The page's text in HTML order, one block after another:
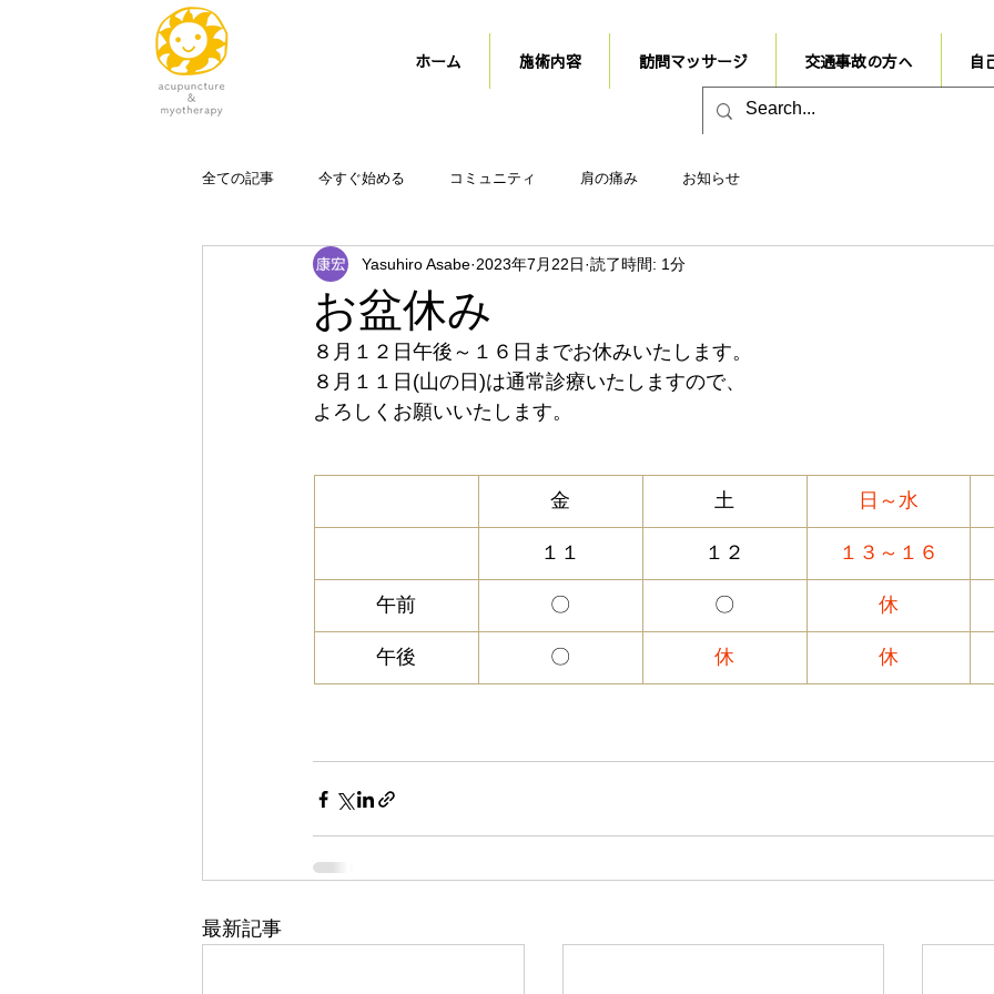
ホーム 施術内容 訪問マッサージ 交通事故の方へ 自
全ての記事 今すぐ始める コミュニティ 肩の痛み お知らせ
お盆休み
Yasuhiro Asabe 2023年7月22日 読了時間: 1分
８月１２日午後～１６日までお休みいたします。
８月１１日(山の日)は通常診療いたしますので、
よろしくお願いいたします。
金 土 日～水
１１ １２ １３～１６
午前 〇 〇 休
午後 〇 休 休
最新記事